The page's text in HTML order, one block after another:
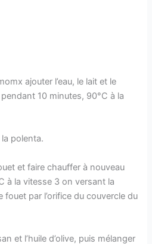
ajouter l’eau, le lait et le
10 minutes, 90°C à la
polenta.
et faire chauffer à nouveau
à la vitesse 3 on versant la
fouet par l’orifice du couvercle du
et l’huile d’olive, puis mélanger